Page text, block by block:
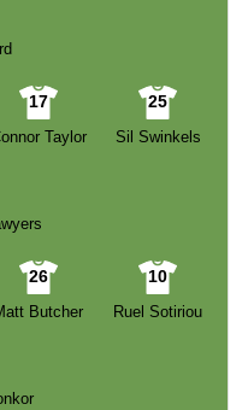
17
Taylor
25
Sil Swinkels
26
Butcher
10
Ruel Sotiriou